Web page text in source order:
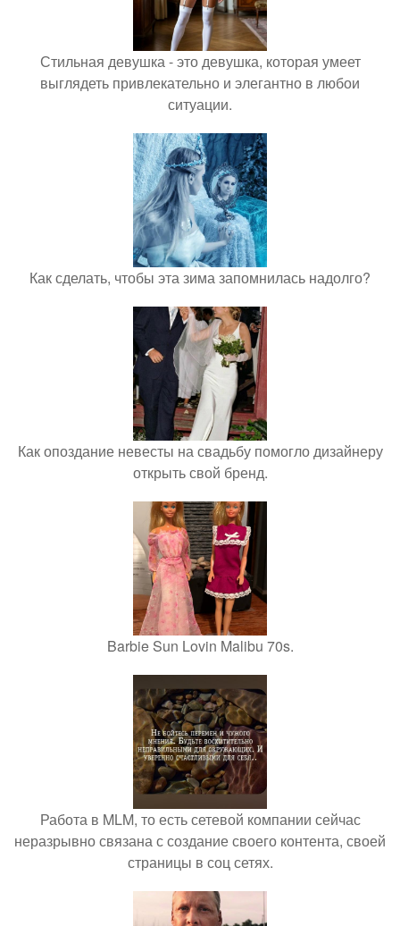
Стильная девушка - это девушка, которая умеет
выглядеть привлекательно и элегантно в любои
ситуации.
Как сделать, чтобы эта зима запомнилась надолго?
Как опоздание невесты на свадьбу помогло дизайнеру
открыть свой бренд.
Barbie Sun Lovin Malibu 70s.
Работа в MLM, то есть сетевой компании сейчас
неразрывно связана с создание своего контента, своей
страницы в соц сетях.